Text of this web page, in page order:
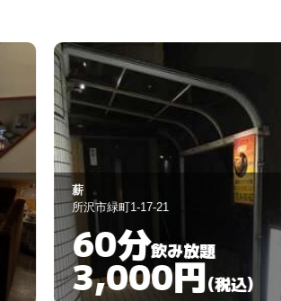
(税込)
入間市鍵山2-10
60分